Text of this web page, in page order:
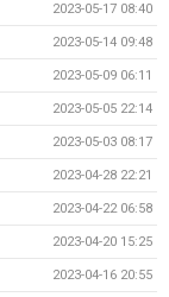
2023-05-17 08:40
2023-05-14 09:48
2023-05-09 06:11
2023-05-05 22:14
2023-05-03 08:17
2023-04-28 22:21
2023-04-22 06:58
2023-04-20 15:25
2023-04-16 20:55